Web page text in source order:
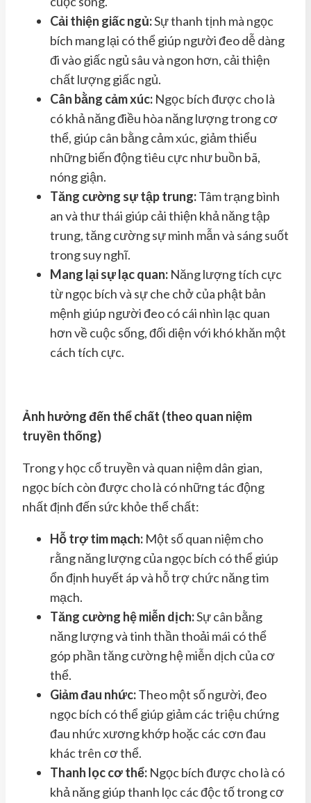
Cải thiện giấc ngủ:Sự thanh tịnh mà ngọc
bích mang lại có thể giúp người đeo dễ dàng
đi vào giấc ngủ sâu và ngon hơn, cải thiện
chất lượng giấc ngủ.
Cân bằng cảm xúc: Ngọc bích được cho là
có khả năng điều hòa năng lượng trong cơ
thể, giúp cân bằng cảm xúc, giảm thiểu
những biến động tiêu cực như buồn bã,
nóng giận.
Tăng cường sự tập trung:Tâm trạng bình
an và thư thái giúp cải thiện khả năng tập
trung, tăng cường sự minh mẫn và sáng suốt
trong suy nghĩ.
Mang lại sự lạc quan: Năng lượng tích cực
từ ngọc bích và sự che chở của phật bản
mệnh giúp người đeo có cái nhìn lạc quan
hơn về cuộc sống, đối diện với khó khăn một
cách tích cực.
Ảnh hưởng đến thể chất (theo quan niệm
truyền thống)
Trong y học cổ truyền và quan niệm dân gian,
ngọc bích còn được cho là có những tác động
nhất định đến sức khỏe thể chất:
Hỗ trợ tim mạch: Một số quan niệm cho
rằng năng lượng của ngọc bích có thể giúp
ổn định huyết áp và hỗ trợ chức năng tim
mạch.
Tăng cường hệ miễn dịch:Sự cân bằng
năng lượng và tinh thần thoải mái có thể
góp phần tăng cường hệ miễn dịch của cơ
thể.
Giảm đau nhức:Theo một số người, đeo
ngọc bích có thể giúp giảm các triệu chứng
đau nhức xương khớp hoặc các cơn đau
khác trên cơ thể.
Thanh lọc cơ thể: Ngọc bích được cho là có
khả năng giúp thanh lọc các độc tố trong cơ